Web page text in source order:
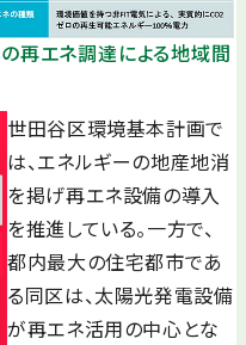
再エネ調達による地域間
世田谷区環境基本計画で
は、エネルギーの地産地消
を掲げ再エネ設備の導入
を推進している。一方で、
都内最大の住宅都市であ
る同区は、太陽光発電設備
が再エネ活用の中心とな